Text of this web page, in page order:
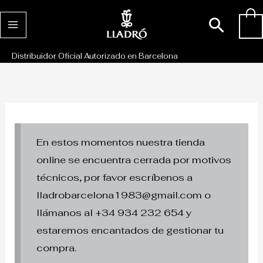
al
Distribuidor Oficial Autorizado en Barcelona
En estos momentos nuestra tienda
online se encuentra cerrada por motivos
técnicos, por favor escríbenos a
lladrobarcelona1983@gmail.com o
llámanos al +34 934 232 654 y
estaremos encantados de gestionar tu
compra.